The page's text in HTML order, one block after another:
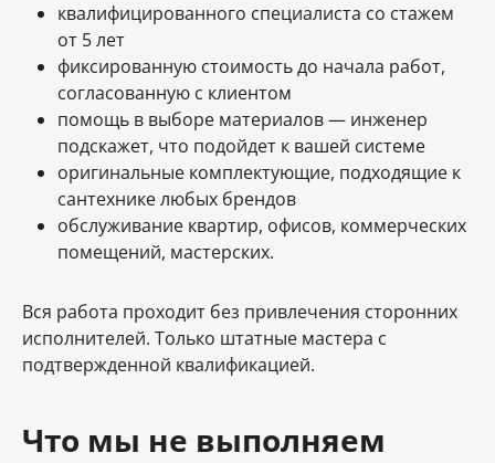
квалифицированного специалиста со стажем
от 5 лет
фиксированную стоимость до начала работ,
согласованную с клиентом
помощь в выборе материалов — инженер
подскажет, что подойдет к вашей системе
оригинальные комплектующие, подходящие к
сантехнике любых брендов
обслуживание квартир, офисов, коммерческих
помещений, мастерских.
Вся работа проходит без привлечения сторонних
исполнителей. Только штатные мастера с
подтвержденной квалификацией.
Что мы не выполняем